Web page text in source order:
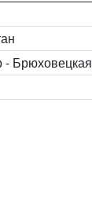
- Брюховецкая